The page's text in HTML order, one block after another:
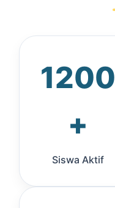
1200
+
Siswa Aktif